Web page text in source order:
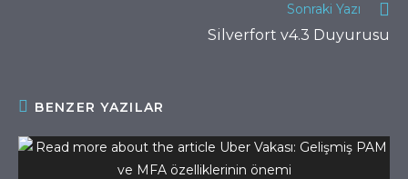
Sonraki Yazı
Silverfort v4.3 Duyurusu
BENZER YAZILAR